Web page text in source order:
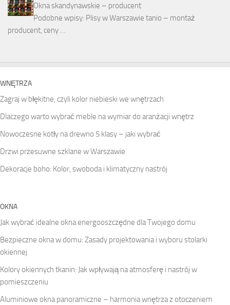
Okna skandynawskie – producent
Podobne wpisy: Plisy w Warszawie tanio – montaż
producent, ceny …
WNĘTRZA
Zagraj w błękitne, czyli kolor niebieski we wnętrzach
Dlaczego warto wybrać meble na wymiar do aranżacji wnętrz
Nowoczesne kotły na drewno 5 klasy – jaki wybrać
Drzwi przesuwne szklane w Warszawie
Dekoracje boho: Kolor, swoboda i klimatyczny nastrój
OKNA
Jak wybrać idealne okna energooszczędne dla Twojego domu
Bezpieczne okna w domu: Zasady projektowania i wyboru stolarki
okiennej
Kolory okiennych tkanin: Jak wpływają na atmosferę i nastrój w
pomieszczeniu
Aluminiowe okna panoramiczne – harmonia wnętrza z otoczeniem